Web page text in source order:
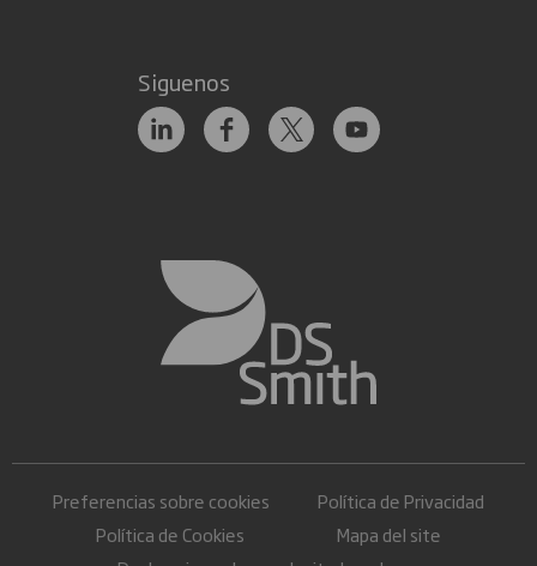
Siguenos
Preferencias sobre cookies
Política de Privacidad
Política de Cookies
Mapa del site